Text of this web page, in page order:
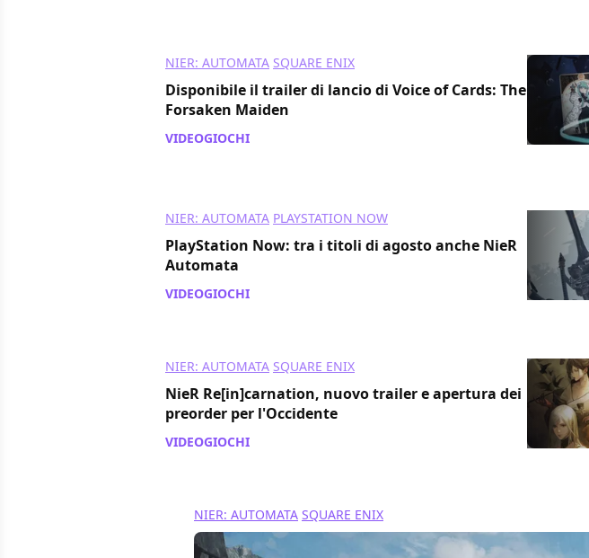
NIER: AUTOMATA SQUARE ENIX
Disponibile il trailer di lancio di Voice of Cards: The
Forsaken Maiden
VIDEOGIOCHI
NIER: AUTOMATA PLAYSTATION NOW
PlayStation Now: tra i titoli di agosto anche NieR
Automata
VIDEOGIOCHI
NIER: AUTOMATA SQUARE ENIX
NieR Re[in]carnation, nuovo trailer e apertura dei
preorder per l'Occidente
VIDEOGIOCHI
NIER: AUTOMATA SQUARE ENIX